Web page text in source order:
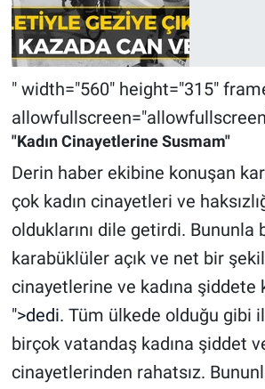
" width="560" height="315"
"Kadın Cinayetlerine Susmam"
Derin haber ekibine konuşan
çok kadın cinayetleri ve
olduklarını dile getirdi. Bununla
karabüklüler açık ve net bir
cinayetlerine ve kadına şiddete
">dedi. Tüm ülkede olduğu gibi
birçok vatandaş kadına şiddet
cinayetlerinden rahatsız.